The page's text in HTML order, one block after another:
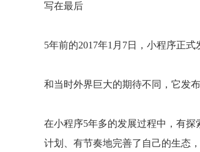
写在最后
5年前的2017年1月7日，小程序正式
和当时外界巨大的期待不同，它发
在小程序5年多的发展过程中，有
计划、有节奏地完善了自己的生态